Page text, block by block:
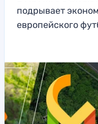
подрывает
европейского